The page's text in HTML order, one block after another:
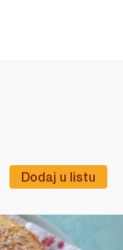
Dodaj u listu